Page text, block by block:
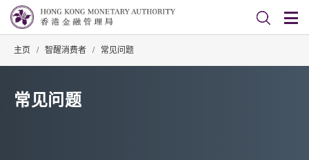
主页 / 智醒消费者 / 常见问题
常见问题